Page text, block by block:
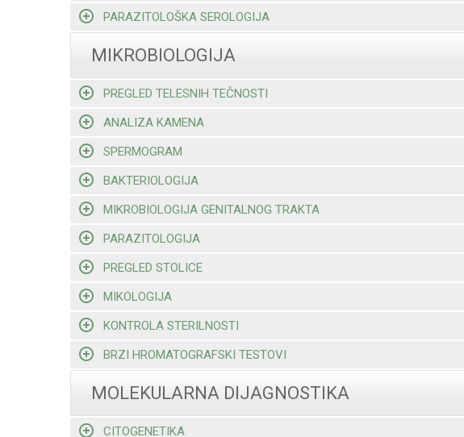
PARAZITOLOŠKA SEROLOGIJA
MIKROBIOLOGIJA
PREGLED TELESNIH TEČNOSTI
ANALIZA KAMENA
SPERMOGRAM
BAKTERIOLOGIJA
MIKROBIOLOGIJA GENITALNOG TRAKTA
PARAZITOLOGIJA
PREGLED STOLICE
MIKOLOGIJA
KONTROLA STERILNOSTI
BRZI HROMATOGRAFSKI TESTOVI
MOLEKULARNA DIJAGNOSTIKA
CITOGENETIKA